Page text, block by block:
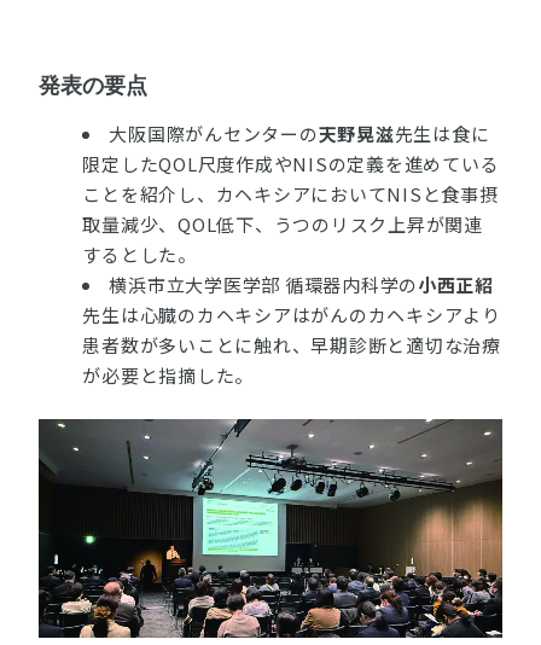
発表の要点
大阪国際がんセンターの天野晃滋先生は食に
限定したQOL尺度作成やNISの定義を進めている
ことを紹介し、カヘキシアにおいてNISと食事摂
取量減少、QOL低下、うつのリスク上昇が関連
するとした。
横浜市立大学医学部 循環器内科学の小西正紹
先生は心臓のカヘキシアはがんのカヘキシアより
患者数が多いことに触れ、早期診断と適切な治療
が必要と指摘した。